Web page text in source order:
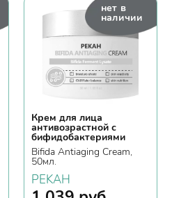
нет в
наличии
Крем для лица
антивозрастной с
бифидобактериями
Bifida Antiaging Cream,
50мл.
PEKAH